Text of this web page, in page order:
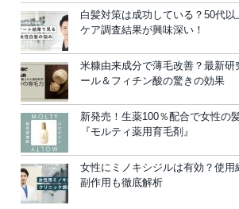
白髪対策は成功している？50代
ケア調査結果が興味深い！
米糠由来成分で薄毛改善？最新研
ール＆フィチン酸の驚きの効果
新発売！生薬100％配合で女性の
『モルティ薬用育毛剤』
女性にミノキシジルは有効？使用
副作用も徹底解析